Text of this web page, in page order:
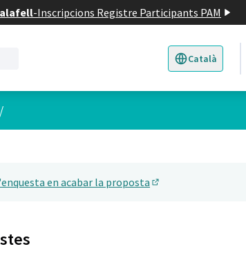
-Inscripcions Registre Participants PAM
Català
Triar la llengua
d'usuari
/
22
en acabar la proposta